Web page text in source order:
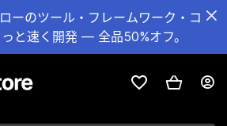
ーのツール・フレームワーク・コ
と速く開発 — 全品50%オフ。